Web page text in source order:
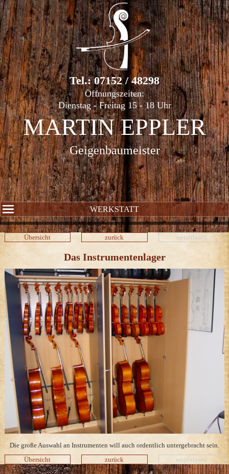
Tel.: 07152 / 48298
Öffnungszeiten:
Dienstag - Freitag 15 - 18 Uhr
MARTIN EPPLER
Geigenbaumeister
WERKSTATT
Übersicht zurück weiterlesen
Das Instrumentenlager
Die große Auswahl an Instrumenten will auch ordentlich untergebracht sein.
Übersicht
zurück weiterlesen